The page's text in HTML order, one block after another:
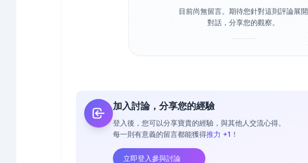
目前尚無留言。期待您針對這則評論展開
對話，分享您的觀察。
加入討論，分享您的經驗
登入後，您可以分享寶貴的經驗，與其他人交流心得。
每一則有意義的留言都能獲得推力 +1 ！
立即登入參與討論